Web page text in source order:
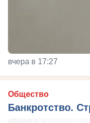
вчера в 17:27
Общество
Банкротство.